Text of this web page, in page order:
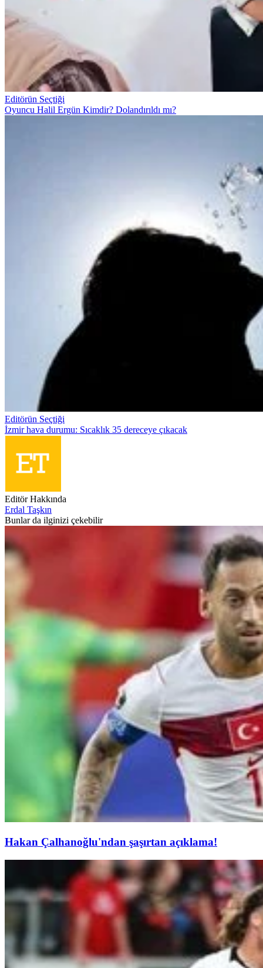
Editörün Seçtiği
Oyuncu Halil Ergün Kimdir? Dolandırıldı mı?
Editörün Seçtiği
İzmir hava durumu: Sıcaklık 35 dereceye çıkacak
Editör Hakkında
Erdal Taşkın
Bunlar da ilginizi çekebilir
Hakan Çalhanoğlu'ndan şaşırtan açıklama!